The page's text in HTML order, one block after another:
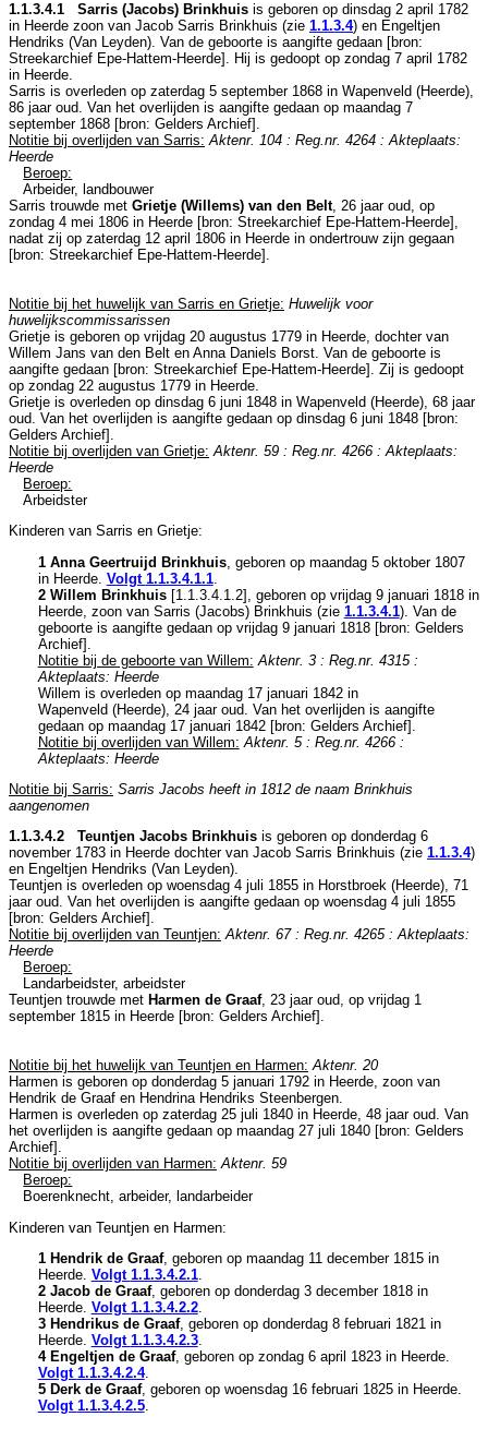
1.1.3.4.1 Sarris (Jacobs) Brinkhuis is geboren op dinsdag 2 april 1782
in Heerde zoon van Jacob Sarris Brinkhuis (zie 1.1.3.4) en Engeltjen
Hendriks (Van Leyden). Van de geboorte is aangifte gedaan [bron:
Streekarchief Epe-Hattem-Heerde]. Hij is gedoopt op zondag 7 april 1782
in Heerde.
Sarris is overleden op zaterdag 5 september 1868 in Wapenveld (Heerde),
86 jaar oud. Van het overlijden is aangifte gedaan op maandag 7
september 1868 [bron: Gelders Archief].
Notitie bij overlijden van Sarris: Aktenr. 104 : Reg.nr. 4264 : Akteplaats:
Heerde
Beroep:
Arbeider, landbouwer
Sarris trouwde met Grietje (Willems) van den Belt, 26 jaar oud, op
zondag 4 mei 1806 in Heerde [bron: Streekarchief Epe-Hattem-Heerde],
nadat zij op zaterdag 12 april 1806 in Heerde in ondertrouw zijn gegaan
[bron: Streekarchief Epe-Hattem-Heerde].
Notitie bij het huwelijk van Sarris en Grietje: Huwelijk voor
huwelijkscommissarissen
Grietje is geboren op vrijdag 20 augustus 1779 in Heerde, dochter van
Willem Jans van den Belt en Anna Daniels Borst. Van de geboorte is
aangifte gedaan [bron: Streekarchief Epe-Hattem-Heerde]. Zij is gedoopt
op zondag 22 augustus 1779 in Heerde.
Grietje is overleden op dinsdag 6 juni 1848 in Wapenveld (Heerde), 68 jaar
oud. Van het overlijden is aangifte gedaan op dinsdag 6 juni 1848 [bron:
Gelders Archief].
Notitie bij overlijden van Grietje: Aktenr. 59 : Reg.nr. 4266 : Akteplaats:
Heerde
Beroep:
Arbeidster
Kinderen van Sarris en Grietje:
1 Anna Geertruijd Brinkhuis, geboren op maandag 5 oktober 1807
in Heerde. Volgt 1.1.3.4.1.1.
2 Willem Brinkhuis[1.1.3.4.1.2], geboren op vrijdag 9 januari 1818 in
Heerde, zoon van Sarris (Jacobs) Brinkhuis (zie 1.1.3.4.1). Van de
geboorte is aangifte gedaan op vrijdag 9 januari 1818 [bron: Gelders
Archief].
Notitie bij de geboorte van Willem: Aktenr. 3 : Reg.nr. 4315 :
Akteplaats: Heerde
Willem is overleden op maandag 17 januari 1842 in
Wapenveld (Heerde), 24 jaar oud. Van het overlijden is aangifte
gedaan op maandag 17 januari 1842 [bron: Gelders Archief].
Notitie bij overlijden van Willem: Aktenr. 5 : Reg.nr. 4266 :
Akteplaats: Heerde
Notitie bij Sarris: Sarris Jacobs heeft in 1812 de naam Brinkhuis
aangenomen
1.1.3.4.2 Teuntjen Jacobs Brinkhuis is geboren op donderdag 6
november 1783 in Heerde dochter van Jacob Sarris Brinkhuis (zie 1.1.3.4)
en Engeltjen Hendriks (Van Leyden).
Teuntjen is overleden op woensdag 4 juli 1855 in Horstbroek (Heerde), 71
jaar oud. Van het overlijden is aangifte gedaan op woensdag 4 juli 1855
[bron: Gelders Archief].
Notitie bij overlijden van Teuntjen: Aktenr. 67 : Reg.nr. 4265 : Akteplaats:
Heerde
Beroep:
Landarbeidster, arbeidster
Teuntjen trouwde met Harmen de Graaf, 23 jaar oud, op vrijdag 1
september 1815 in Heerde [bron: Gelders Archief].
Notitie bij het huwelijk van Teuntjen en Harmen: Aktenr. 20
Harmen is geboren op donderdag 5 januari 1792 in Heerde, zoon van
Hendrik de Graaf en Hendrina Hendriks Steenbergen.
Harmen is overleden op zaterdag 25 juli 1840 in Heerde, 48 jaar oud. Van
het overlijden is aangifte gedaan op maandag 27 juli 1840 [bron: Gelders
Archief].
Notitie bij overlijden van Harmen: Aktenr. 59
Beroep:
Boerenknecht, arbeider, landarbeider
Kinderen van Teuntjen en Harmen:
1 Hendrik de Graaf, geboren op maandag 11 december 1815 in
Heerde. Volgt 1.1.3.4.2.1.
2 Jacob de Graaf, geboren op donderdag 3 december 1818 in
Heerde. Volgt 1.1.3.4.2.2.
3 Hendrikus de Graaf, geboren op donderdag 8 februari 1821 in
Heerde. Volgt 1.1.3.4.2.3.
4 Engeltjen de Graaf, geboren op zondag 6 april 1823 in Heerde.
Volgt 1.1.3.4.2.4.
5 Derk de Graaf, geboren op woensdag 16 februari 1825 in Heerde.
Volgt 1.1.3.4.2.5.